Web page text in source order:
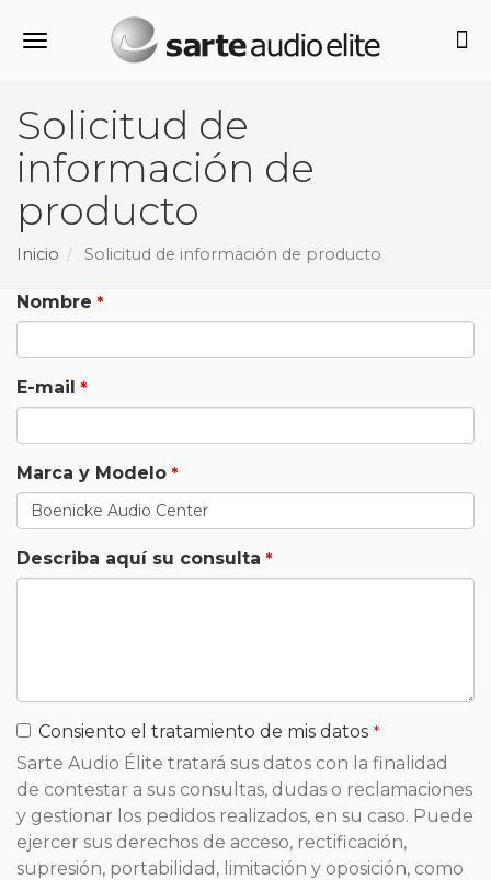
Alternar navegación
Solicitud de
información de
producto
Inicio Solicitud de información de producto
Nombre
E-mail
Marca y Modelo
Describa aquí su consulta
Consiento el tratamiento de mis datos
Sarte Audio Élite tratará sus datos con la finalidad
de contestar a sus consultas, dudas o reclamaciones
y gestionar los pedidos realizados, en su caso. Puede
ejercer sus derechos de acceso, rectificación,
supresión, portabilidad, limitación y oposición, como